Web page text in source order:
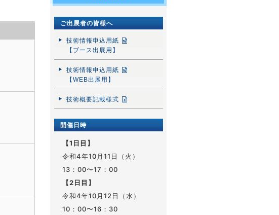
ご出展者の皆様へ
技術情報申込用紙
【ブース出展用】
技術情報申込用紙
【WEB出展用】
技術概要記載様式
開催日時
【1日目】
令和4年10月11日（火）
13：00〜17：00
【2日目】
令和4年10月12日（水）
10：00〜16：30